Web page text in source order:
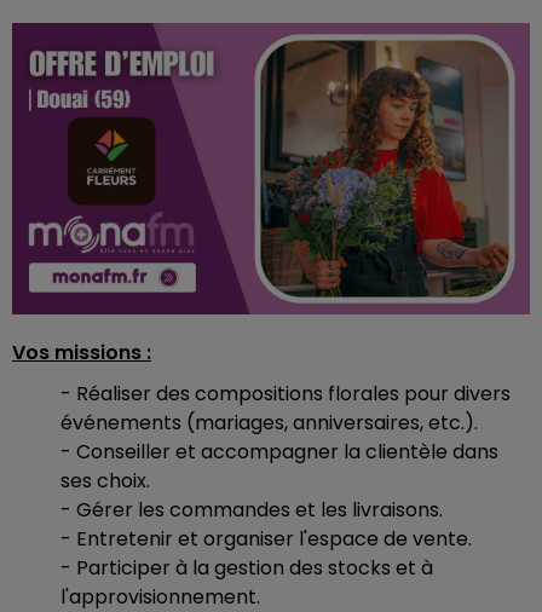
Vos missions :
- Réaliser des compositions florales pour divers
événements (mariages, anniversaires, etc.).
- Conseiller et accompagner la clientèle dans
ses choix.
- Gérer les commandes et les livraisons.
- Entretenir et organiser l'espace de vente.
- Participer à la gestion des stocks et à
l'approvisionnement.